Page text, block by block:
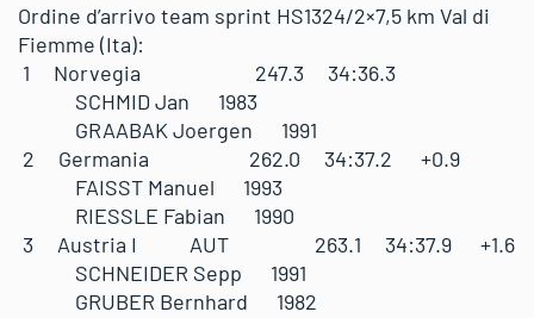
Ordine d’arrivo team sprint HS1324/2×7,5 km Val di
Fiemme (Ita):
1 Norvegia 247.3 34:36.3
SCHMID Jan 1983
GRAABAK Joergen 1991
2 Germania 262.0 34:37.2 +0.9
FAISST Manuel 1993
RIESSLE Fabian 1990
3 Austria I AUT 263.1 34:37.9 +1.6
SCHNEIDER Sepp 1991
GRUBER Bernhard 1982